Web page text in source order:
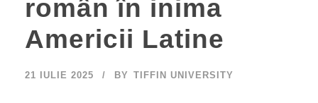
român în inima
Americii Latine
21 IULIE 2025 BY TIFFIN UNIVERSITY